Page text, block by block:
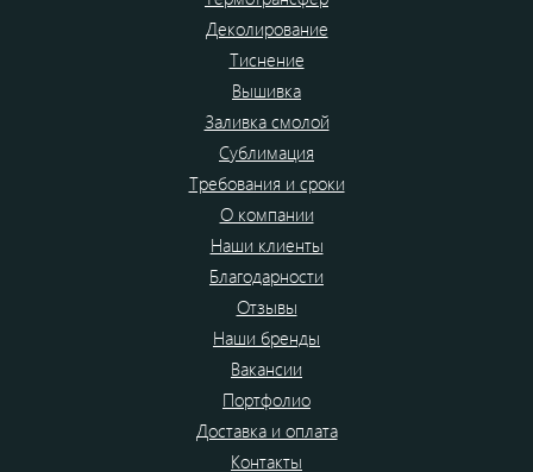
Деколирование
Тиснение
Вышивка
Заливка смолой
Сублимация
Требования и сроки
О компании
Наши клиенты
Благодарности
Отзывы
Наши бренды
Вакансии
Портфолио
Доставка и оплата
Контакты